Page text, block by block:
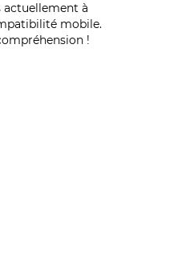
actuellement à
mobile.
!